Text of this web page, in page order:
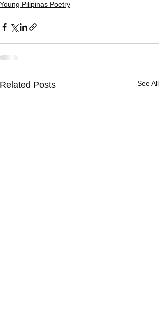
Young Pilipinas Poetry
Related Posts See All